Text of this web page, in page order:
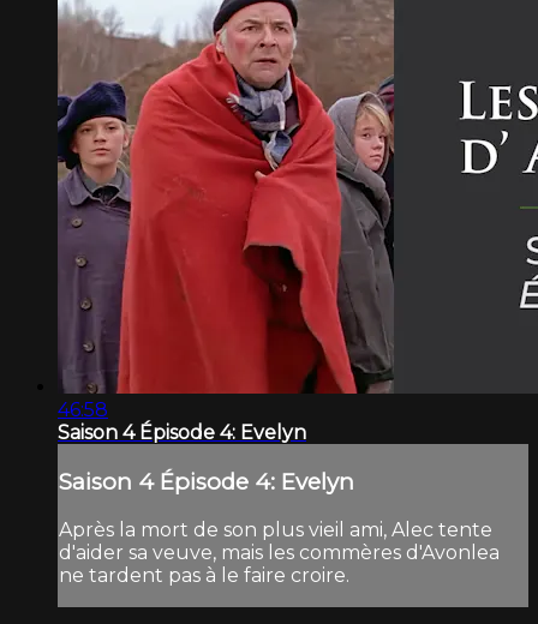
46:58
Saison 4 Épisode 4: Evelyn
Saison 4 Épisode 4: Evelyn
Après la mort de son plus vieil ami, Alec tente
d'aider sa veuve, mais les commères d'Avonlea
ne tardent pas à le faire croire.